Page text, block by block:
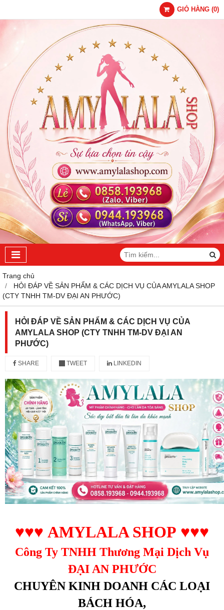
GIỎ HÀNG (0)
Trang chủ
HỎI ĐÁP VỀ SẢN PHẨM & CÁC DỊCH VỤ CỦA AMYLALA SHOP
(CTY TNHH TM-DV ĐẠI AN PHƯỚC)
HỎI ĐÁP VỀ SẢN PHẨM & CÁC DỊCH VỤ CỦA
AMYLALA SHOP (CTY TNHH TM-DV ĐẠI AN
PHƯỚC)
SHARE TWEET LINKEDIN
♥♥♥ AMYLALA SHOP ♥♥♥
Công Ty TNHH Thương Mại Dịch Vụ
ĐẠI AN PHƯỚC
CHUYÊN KINH DOANH CÁC LOẠI
BÁCH HÓA,